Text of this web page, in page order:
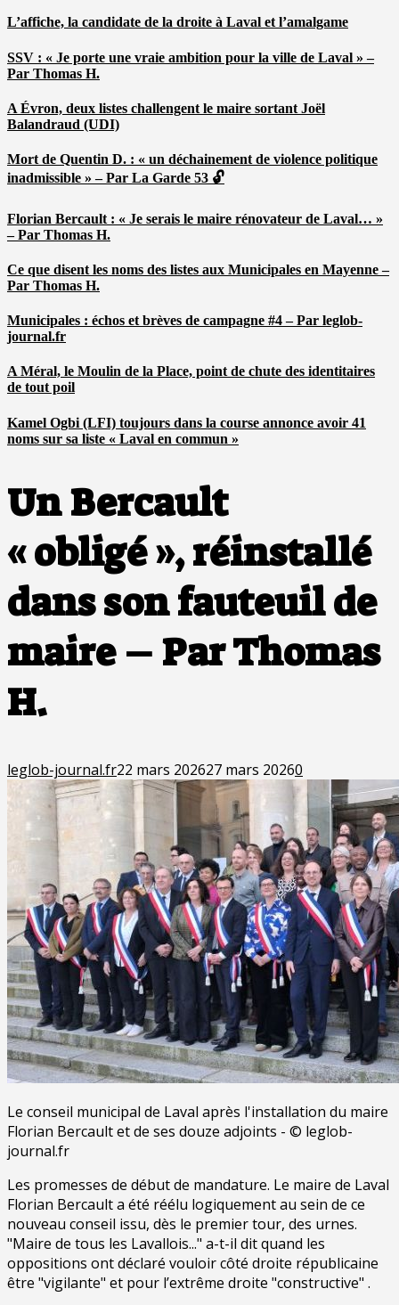
L’affiche, la candidate de la droite à Laval et l’amalgame
SSV : « Je porte une vraie ambition pour la ville de Laval » –
Par Thomas H.
A Évron, deux listes challengent le maire sortant Joël
Balandraud (UDI)
Mort de Quentin D. : « un déchainement de violence politique
inadmissible » – Par La Garde 53 🔓
Florian Bercault : « Je serais le maire rénovateur de Laval… »
– Par Thomas H.
Ce que disent les noms des listes aux Municipales en Mayenne –
Par Thomas H.
Municipales : échos et brèves de campagne #4 – Par leglob-
journal.fr
A Méral, le Moulin de la Place, point de chute des identitaires
de tout poil
Kamel Ogbi (LFI) toujours dans la course annonce avoir 41
noms sur sa liste « Laval en commun »
Un Bercault
« obligé », réinstallé
dans son fauteuil de
maire – Par Thomas
H.
leglob-journal.fr22 mars 202627 mars 20260
Le conseil municipal de Laval après l'installation du maire
Florian Bercault et de ses douze adjoints - © leglob-
journal.fr
Les promesses de début de mandature. Le maire de Laval
Florian Bercault a été réélu logiquement au sein de ce
nouveau conseil issu, dès le premier tour, des urnes.
"Maire de tous les Lavallois..." a-t-il dit quand les
oppositions ont déclaré vouloir côté droite républicaine
être "vigilante" et pour l’extrême droite "constructive" .